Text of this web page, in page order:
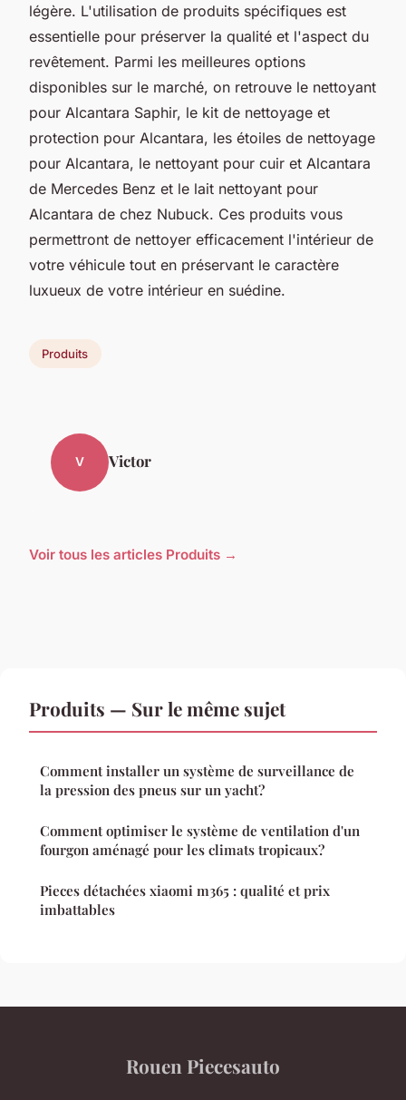
légère. L'utilisation de produits spécifiques est
essentielle pour préserver la qualité et l'aspect du
revêtement. Parmi les meilleures options
disponibles sur le marché, on retrouve le nettoyant
pour Alcantara Saphir, le kit de nettoyage et
protection pour Alcantara, les étoiles de nettoyage
pour Alcantara, le nettoyant pour cuir et Alcantara
de Mercedes Benz et le lait nettoyant pour
Alcantara de chez Nubuck. Ces produits vous
permettront de nettoyer efficacement l'intérieur de
votre véhicule tout en préservant le caractère
luxueux de votre intérieur en suédine.
Produits
V Victor
Voir tous les articles Produits →
Produits — Sur le même sujet
Comment installer un système de surveillance de
la pression des pneus sur un yacht?
Comment optimiser le système de ventilation d'un
fourgon aménagé pour les climats tropicaux?
Pieces détachées xiaomi m365 : qualité et prix
imbattables
Rouen Piecesauto